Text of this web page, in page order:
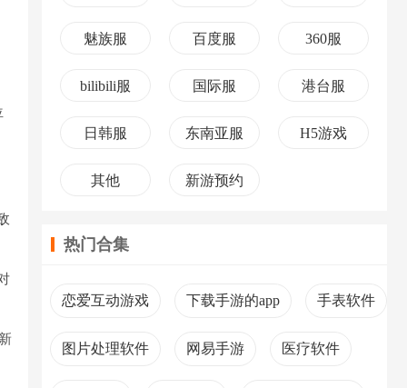
魅族服 百度服 360服
bilibili服 国际服 港台服
日韩服 东南亚服 H5游戏
其他 新游预约
热门合集
恋爱互动游戏 下载手游的app 手表软件
图片处理软件 网易手游 医疗软件